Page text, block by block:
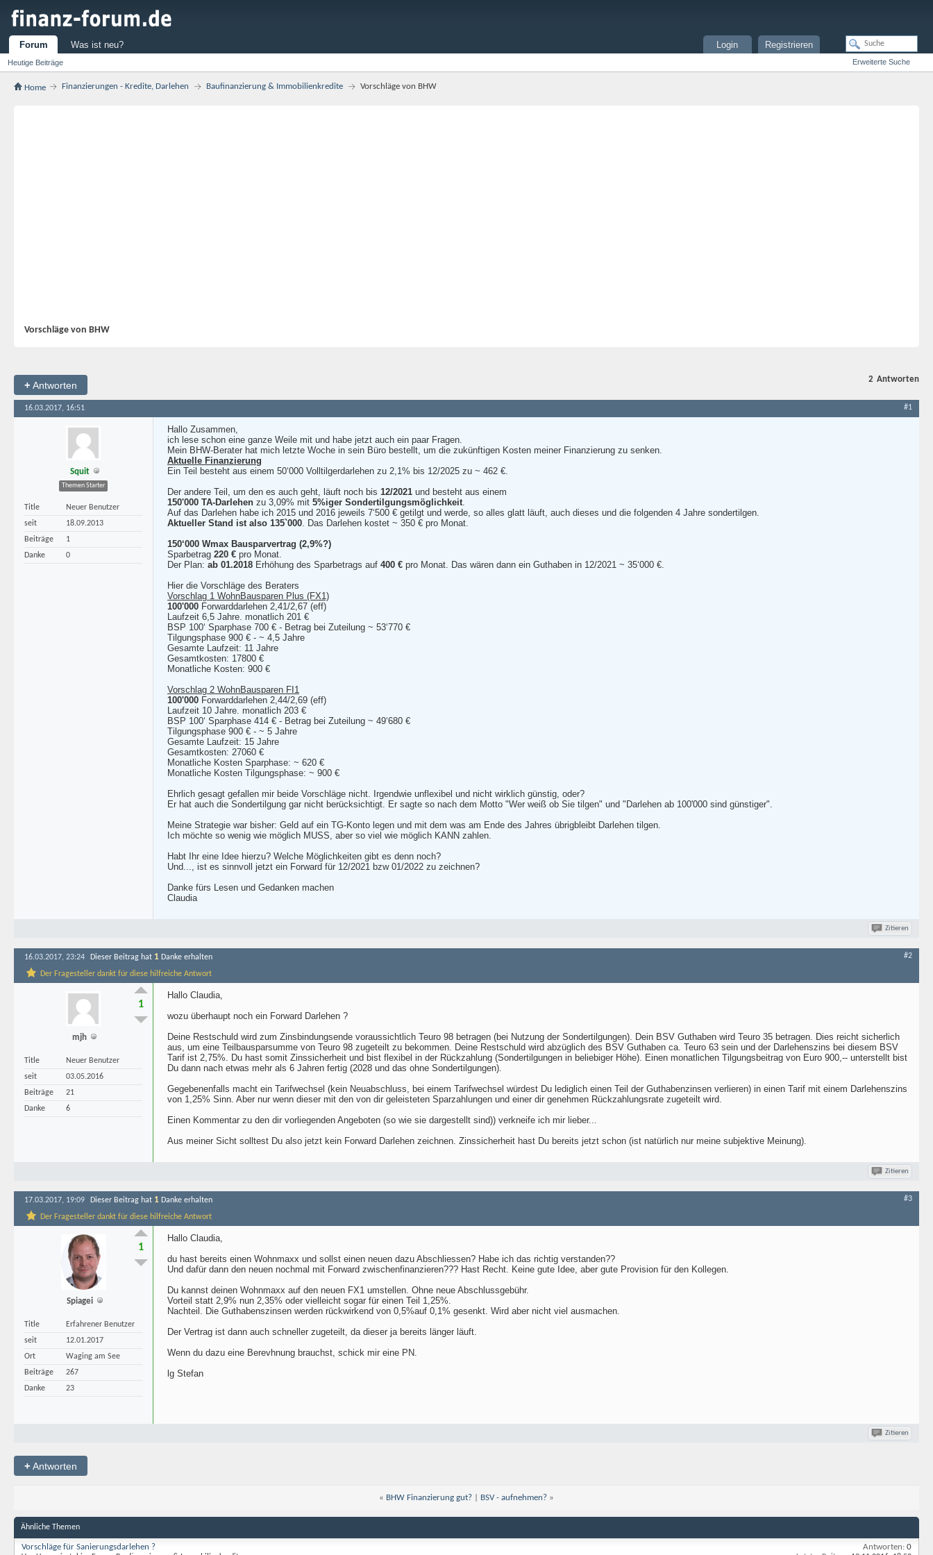
Forum
Heutige Beiträge
Was ist neu? Registrieren
Login
Erweiterte Suche
Home Finanzierungen - Kredite, Darlehen Baufinanzierung & Immobilienkredite Vorschläge von BHW
Vorschläge von BHW
+Antworten
2 Antworten
16.03.2017, 16:51 #1
Squit
Themen Starter
Title
Neuer Benutzer
seit
18.09.2013
Beiträge
1
Danke
0
Hallo Zusammen,
ich lese schon eine ganze Weile mit und habe jetzt auch ein paar Fragen.
Mein BHW-Berater hat mich letzte Woche in sein Büro bestellt, um die zukünftigen Kosten meiner Finanzierung zu senken.
Aktuelle Finanzierung
Ein Teil besteht aus einem 50‘000 Volltilgerdarlehen zu 2,1% bis 12/2025 zu ~ 462 €.
Der andere Teil, um den es auch geht, läuft noch bis 12/2021 und besteht aus einem
150'000 TA-Darlehen zu 3,09% mit 5%iger Sondertilgungsmöglichkeit.
Auf das Darlehen habe ich 2015 und 2016 jeweils 7‘500 € getilgt und werde, so alles glatt läuft, auch dieses und die folgenden 4 Jahre sondertilgen.
Aktueller Stand ist also 135`000. Das Darlehen kostet ~ 350 € pro Monat.
150‘000 Wmax Bausparvertrag (2,9%?)
Sparbetrag 220 € pro Monat.
Der Plan: ab 01.2018 Erhöhung des Sparbetrags auf 400 € pro Monat. Das wären dann ein Guthaben in 12/2021 ~ 35‘000 €.
Hier die Vorschläge des Beraters
Vorschlag 1 WohnBausparen Plus (FX1)
100'000 Forwarddarlehen 2,41/2,67 (eff)
Laufzeit 6,5 Jahre. monatlich 201 €
BSP 100‘ Sparphase 700 € - Betrag bei Zuteilung ~ 53‘770 €
Tilgungsphase 900 € - ~ 4,5 Jahre
Gesamte Laufzeit: 11 Jahre
Gesamtkosten: 17800 €
Monatliche Kosten: 900 €
Vorschlag 2 WohnBausparen FI1
100'000 Forwarddarlehen 2,44/2,69 (eff)
Laufzeit 10 Jahre. monatlich 203 €
BSP 100‘ Sparphase 414 € - Betrag bei Zuteilung ~ 49‘680 €
Tilgungsphase 900 € - ~ 5 Jahre
Gesamte Laufzeit: 15 Jahre
Gesamtkosten: 27060 €
Monatliche Kosten Sparphase: ~ 620 €
Monatliche Kosten Tilgungsphase: ~ 900 €
Ehrlich gesagt gefallen mir beide Vorschläge nicht. Irgendwie unflexibel und nicht wirklich günstig, oder?
Er hat auch die Sondertilgung gar nicht berücksichtigt. Er sagte so nach dem Motto "Wer weiß ob Sie tilgen" und "Darlehen ab 100'000 sind günstiger".
Meine Strategie war bisher: Geld auf ein TG-Konto legen und mit dem was am Ende des Jahres übrigbleibt Darlehen tilgen.
Ich möchte so wenig wie möglich MUSS, aber so viel wie möglich KANN zahlen.
Habt Ihr eine Idee hierzu? Welche Möglichkeiten gibt es denn noch?
Und..., ist es sinnvoll jetzt ein Forward für 12/2021 bzw 01/2022 zu zeichnen?
Danke fürs Lesen und Gedanken machen
Claudia
Zitieren
16.03.2017, 23:24 Dieser Beitrag hat 1 Danke erhalten
Der Fragesteller dankt für diese hilfreiche Antwort
#2
mjh
Title
Neuer Benutzer
seit
03.05.2016
Beiträge
21
Danke
6
1
Hallo Claudia,
wozu überhaupt noch ein Forward Darlehen ?
Deine Restschuld wird zum Zinsbindungsende voraussichtlich Teuro 98 betragen (bei Nutzung der Sondertilgungen). Dein BSV Guthaben wird Teuro 35 betragen. Dies reicht sicherlich
aus, um eine Teilbausparsumme von Teuro 98 zugeteilt zu bekommen. Deine Restschuld wird abzüglich des BSV Guthaben ca. Teuro 63 sein und der Darlehenszins bei diesem BSV
Tarif ist 2,75%. Du hast somit Zinssicherheit und bist flexibel in der Rückzahlung (Sondertilgungen in beliebiger Höhe). Einen monatlichen Tilgungsbeitrag von Euro 900,-- unterstellt bist
Du dann nach etwas mehr als 6 Jahren fertig (2028 und das ohne Sondertilgungen).
Gegebenenfalls macht ein Tarifwechsel (kein Neuabschluss, bei einem Tarifwechsel würdest Du lediglich einen Teil der Guthabenzinsen verlieren) in einen Tarif mit einem Darlehenszins
von 1,25% Sinn. Aber nur wenn dieser mit den von dir geleisteten Sparzahlungen und einer dir genehmen Rückzahlungsrate zugeteilt wird.
Einen Kommentar zu den dir vorliegenden Angeboten (so wie sie dargestellt sind)) verkneife ich mir lieber...
Aus meiner Sicht solltest Du also jetzt kein Forward Darlehen zeichnen. Zinssicherheit hast Du bereits jetzt schon (ist natürlich nur meine subjektive Meinung).
Zitieren
17.03.2017, 19:09 Dieser Beitrag hat 1 Danke erhalten
Der Fragesteller dankt für diese hilfreiche Antwort
#3
Spiagei
Title
Erfahrener Benutzer
seit
12.01.2017
Ort
Waging am See
Beiträge
267
Danke
23
1
Hallo Claudia,
du hast bereits einen Wohnmaxx und sollst einen neuen dazu Abschliessen? Habe ich das richtig verstanden??
Und dafür dann den neuen nochmal mit Forward zwischenfinanzieren??? Hast Recht. Keine gute Idee, aber gute Provision für den Kollegen.
Du kannst deinen Wohnmaxx auf den neuen FX1 umstellen. Ohne neue Abschlussgebühr.
Vorteil statt 2,9% nun 2,35% oder vielleicht sogar für einen Teil 1,25%.
Nachteil. Die Guthabenszinsen werden rückwirkend von 0,5%auf 0,1% gesenkt. Wird aber nicht viel ausmachen.
Der Vertrag ist dann auch schneller zugeteilt, da dieser ja bereits länger läuft.
Wenn du dazu eine Berevhnung brauchst, schick mir eine PN.
lg Stefan
Zitieren
+Antworten
« BHW Finanzierung gut? BSV - aufnehmen? »
Ähnliche Themen
Vorschläge für Sanierungsdarlehen ? Antworten: 0